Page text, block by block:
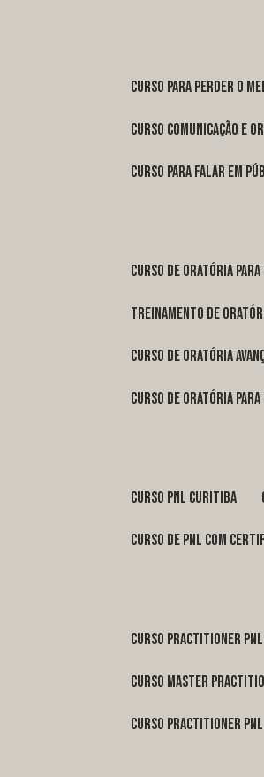
curso para perder o
curso comunicação e
curso para falar em
curso de oratória
treinamento de
curso de oratória
curso de oratória
curso pnl Curitiba
curso de pnl com
curso practitioner
curso master
curso practitioner pnl